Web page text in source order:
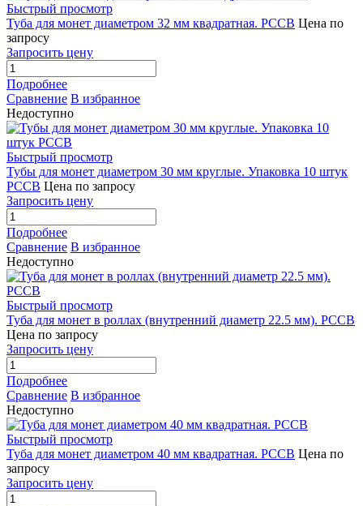
Быстрый просмотр
Туба для монет диаметром 32 мм квадратная. РССВ Цена по
запросу
Запросить цену
Подробнее
Сравнение В избранное
Недоступно
Быстрый просмотр
Тубы для монет диаметром 30 мм круглые. Упаковка 10 штук
РССВ Цена по запросу
Запросить цену
Подробнее
Сравнение В избранное
Недоступно
Быстрый просмотр
Туба для монет в роллах (внутренний диаметр 22.5 мм). РССВ
Цена по запросу
Запросить цену
Подробнее
Сравнение В избранное
Недоступно
Быстрый просмотр
Туба для монет диаметром 40 мм квадратная. РССВ Цена по
запросу
Запросить цену